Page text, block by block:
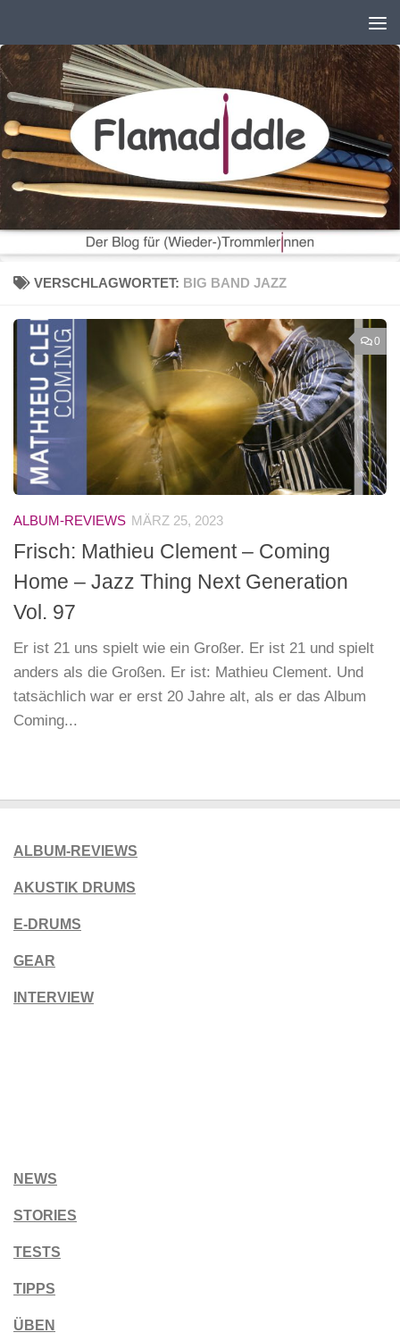
VERSCHLAGWORTET: BIG BAND JAZZ
0
ALBUM-REVIEWS MÄRZ 25, 2023
Frisch: Mathieu Clement – Coming
Home – Jazz Thing Next Generation
Vol. 97
Er ist 21 uns spielt wie ein Großer. Er ist 21 und spielt
anders als die Großen. Er ist: Mathieu Clement. Und
tatsächlich war er erst 20 Jahre alt, als er das Album
Coming...
ALBUM-REVIEWS
AKUSTIK DRUMS
E-DRUMS
GEAR
INTERVIEW
NEWS
STORIES
TESTS
TIPPS
ÜBEN